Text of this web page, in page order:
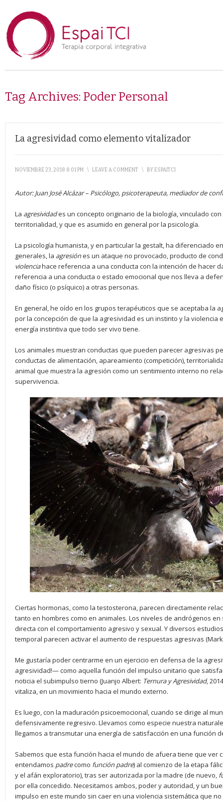
Tag Archives: Poder Personal
La agresividad como elemento vitalizador
NOVIEMBRE 23, 2018 8:01 PM \ LEAVE A COMMENT \ BYESPAITCI
Autor:Juan José Alcázar– Psicólogo, psicoterapeuta, mediador de
La agresividades un concepto originario de la biología, vinculado
territorialidad, y que es asumido en general por la psicología.
La psicología humanista, y en particular la gestalt, ha diferenciado
generales, la agresiónes un ataque no provocado, producto de
violenciahace referencia a una conducta con la intención de hacer
referencia a una conducta o estado emocional que nos lleva a
daño físico (o psíquico) a otras personas.
En general, he oído en los grupos terapéuticos que se aceptaba la
por la concepción de que la agresividad es un instinto y la violencia
energía instintiva que todo ser vivo tiene.
Los animales muestran conductas que pueden parecer agresivas
conductas de alimentación, apareamiento (competición),
animal que muestra la agresión como un sentimiento interno no
supervivencia.
Ciertas hormonas, como la testosterona, parecen directamente
tanto en hombres como en animales. Los niveles de andrógenos
directa con el comportamiento agresivo y sexual. Y diversos
temporal parecen activar el aumento de respuestas agresivas
Me gustaría poder centrarme en un ejercicio en defensa de la
agresividad!— como aquella función del impulso unitario que
noticia el subimpulso tierno (Juanjo Albert: Ternura y Agresividad,
vitaliza, en un movimiento hacia el mundo externo.
Es luego, con la maduración psicoemocional, cuando se dirige al
defensivamente regresivo. Llevamos como especie nuestra
llegamos a transmutar una energía de satisfacción en una función
Sabemos que esta función hacia el mundo de afuera tiene que ver
entendamos padrecomo función padre) al comienzo de la etapa
y el afán exploratorio), tras ser autorizada por la madre (de nuevo,
por ella concedido. Necesitamos ambos, poder y autoridad, y un
impulso en este mundo sin caer en una violencia sistemática que